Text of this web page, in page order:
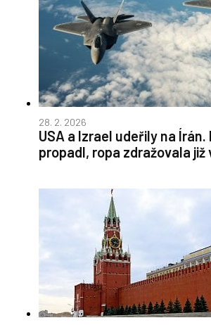
28. 2. 2026
USA a Izrael udeřily na
propadl, ropa zdražovala již